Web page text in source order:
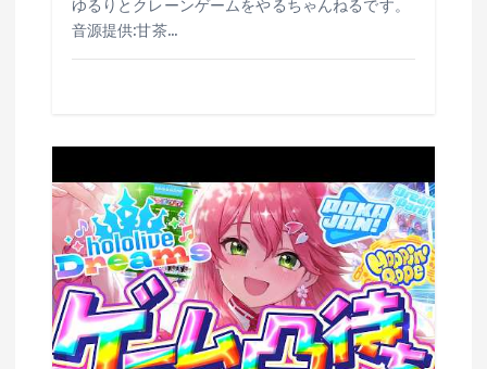
ゆるりとクレーンゲームをやるちゃんねるです。
音源提供:甘茶…